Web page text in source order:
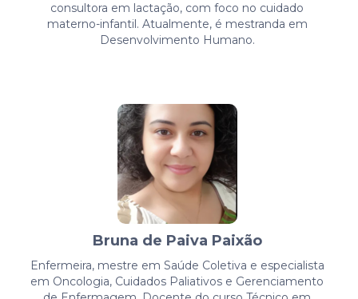
consultora em lactação, com foco no cuidado
materno-infantil. Atualmente, é mestranda em
Desenvolvimento Humano.
Bruna de Paiva Paixão
Enfermeira, mestre em Saúde Coletiva e especialista
em Oncologia, Cuidados Paliativos e Gerenciamento